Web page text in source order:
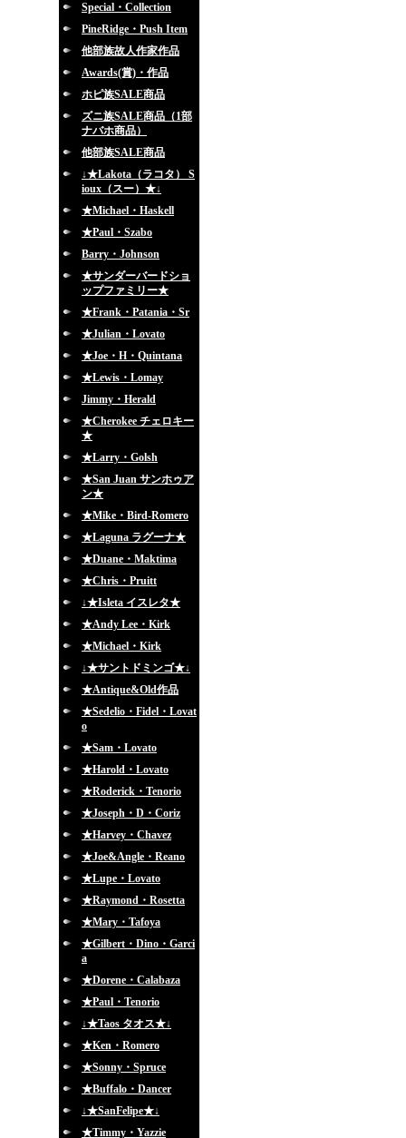
Special・Collection
PineRidge・Push Item
他部族故人作家作品
Awards(賞)・作品
ホピ族SALE商品
ズニ族SALE商品（1部
ナバホ商品）
他部族SALE商品
↓★Lakota（ラコタ） S
ioux（スー）★↓
★Michael・Haskell
★Paul・Szabo
Barry・Johnson
★サンダーバードショ
ップファミリー★
★Frank・Patania・Sr
★Julian・Lovato
★Joe・H・Quintana
★Lewis・Lomay
Jimmy・Herald
★Cherokee チェロキー
★
★Larry・Golsh
★San Juan サンホゥア
ン★
★Mike・Bird-Romero
★Laguna ラグーナ★
★Duane・Maktima
★Chris・Pruitt
↓★Isleta イスレタ★
★Andy Lee・Kirk
★Michael・Kirk
↓★サントドミンゴ★↓
★Antique&Old作品
★Sedelio・Fidel・Lovat
o
★Sam・Lovato
★Harold・Lovato
★Roderick・Tenorio
★Joseph・D・Coriz
★Harvey・Chavez
★Joe&Angle・Reano
★Lupe・Lovato
★Raymond・Rosetta
★Mary・Tafoya
★Gilbert・Dino・Garci
a
★Dorene・Calabaza
★Paul・Tenorio
↓★Taos タオス★↓
★Ken・Romero
★Sonny・Spruce
★Buffalo・Dancer
↓★SanFelipe★↓
★Timmy・Yazzie